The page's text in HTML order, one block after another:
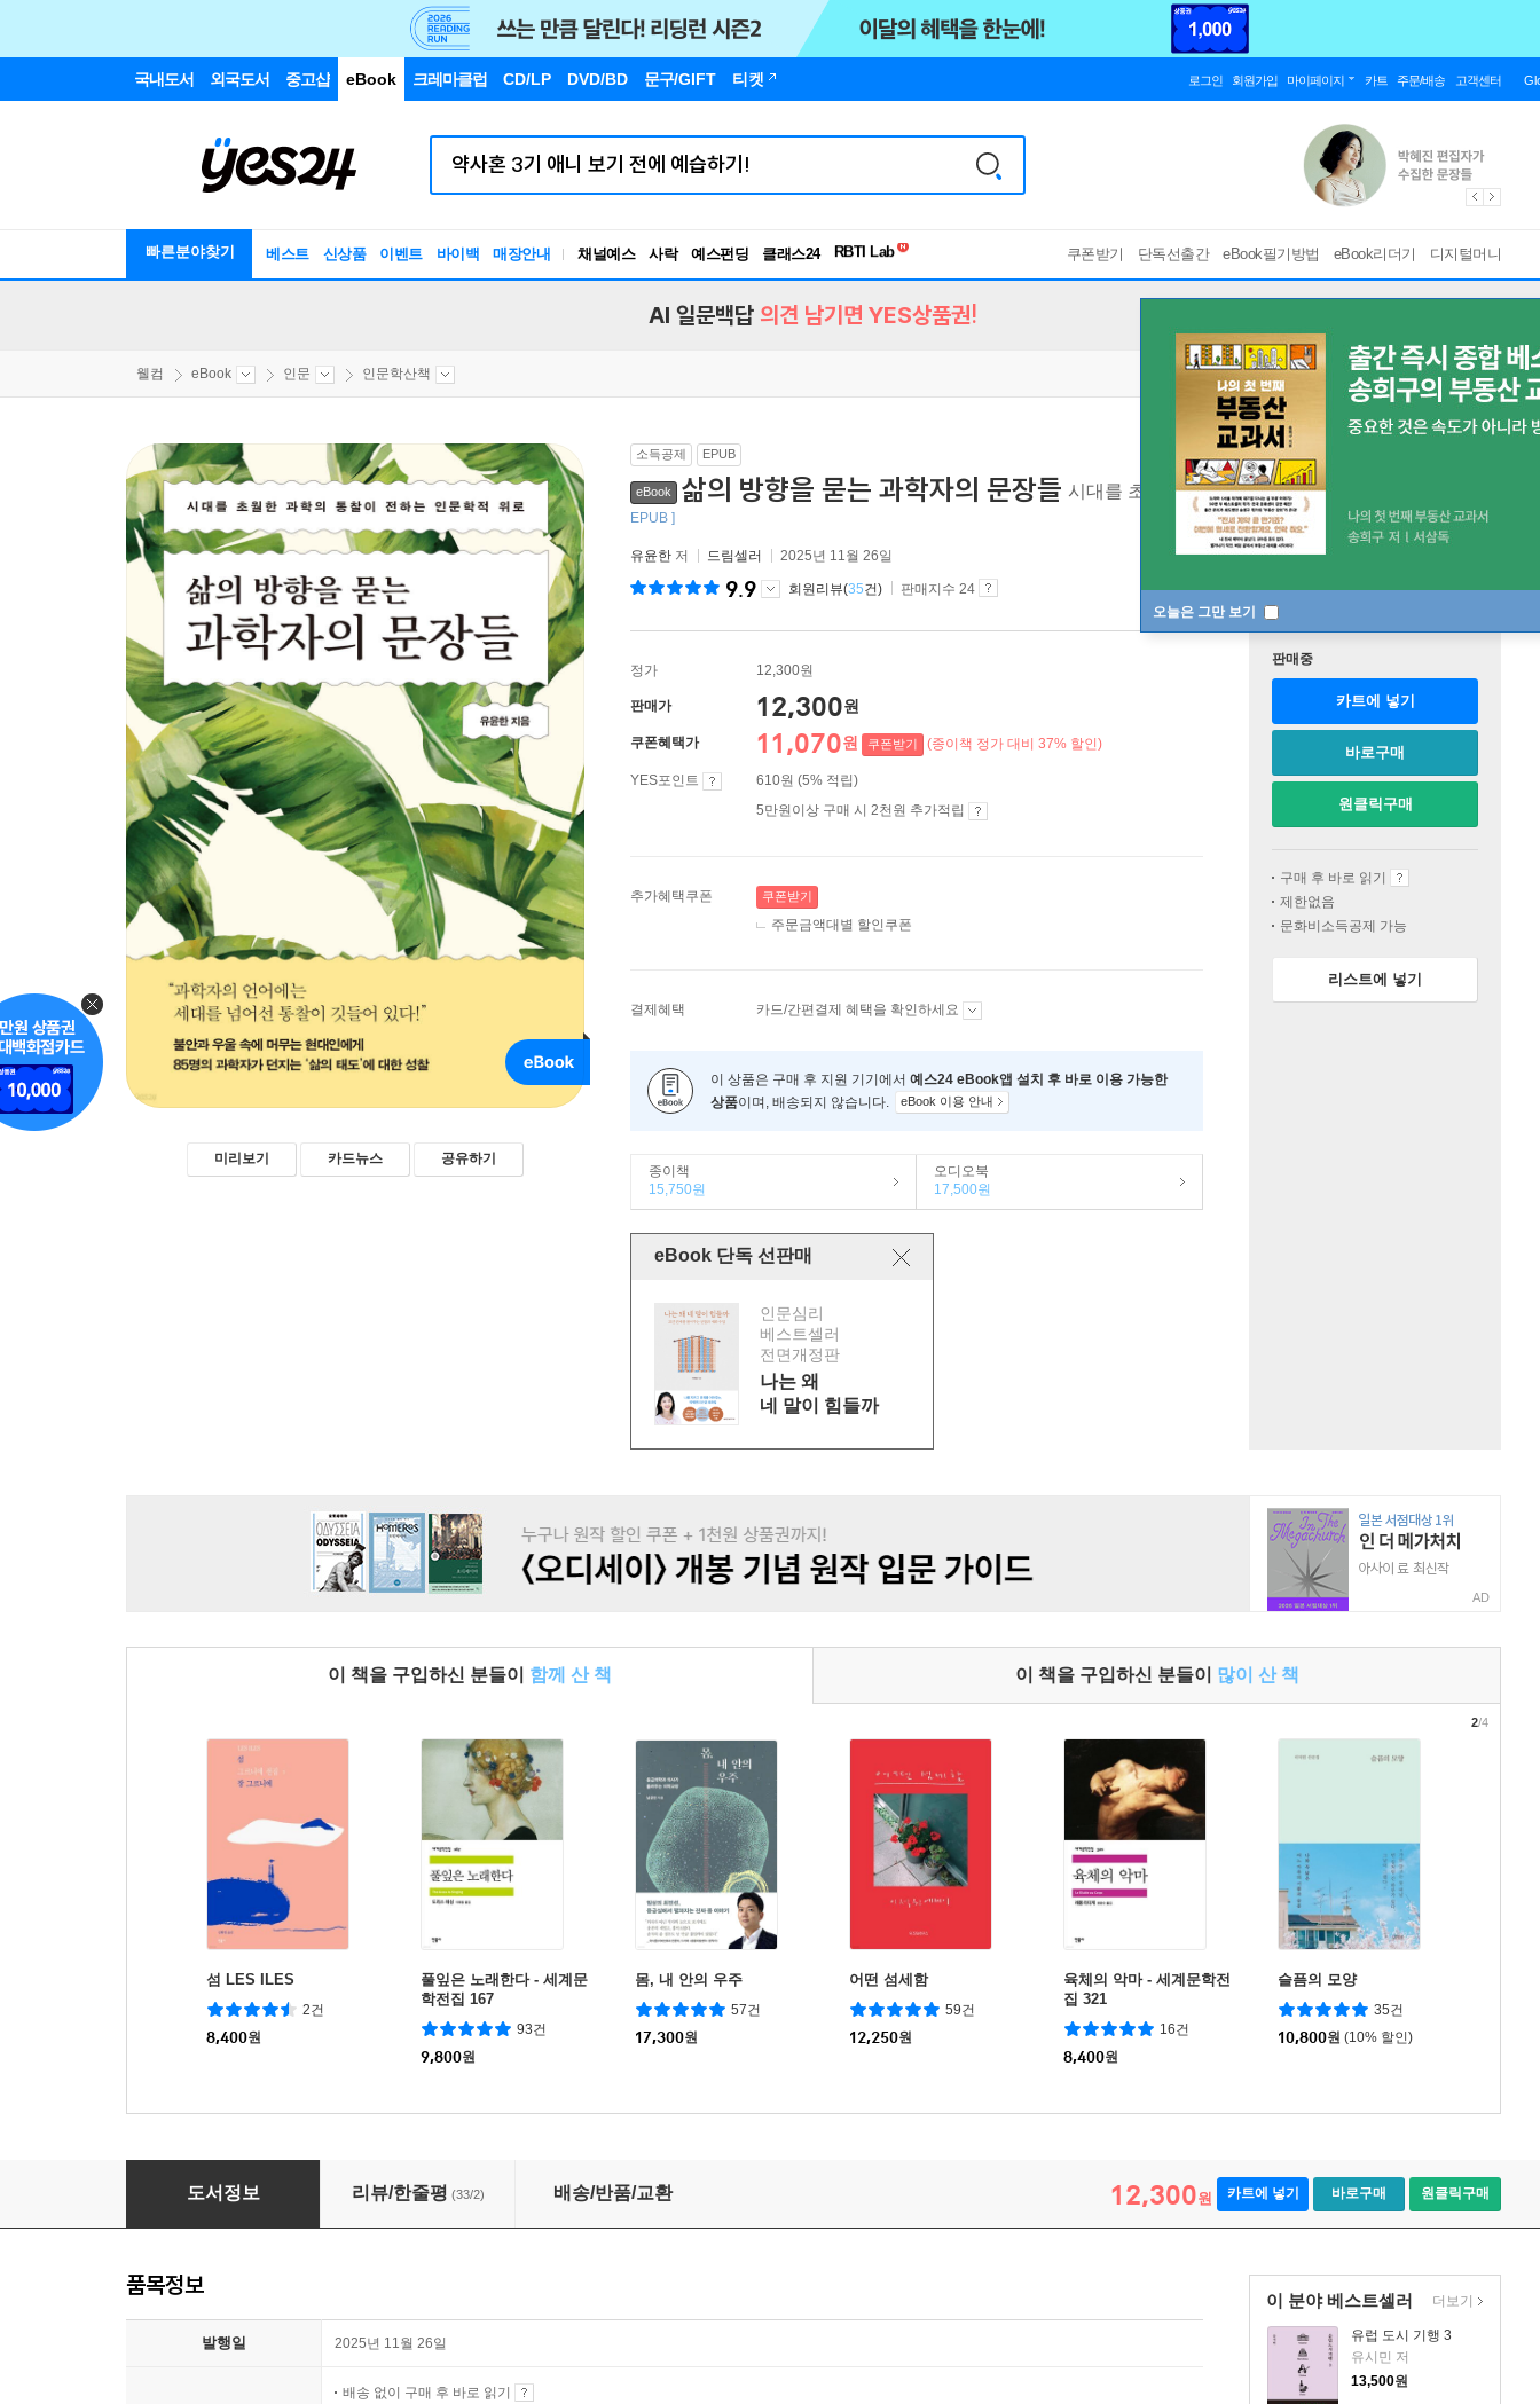
국내도서 외국도서 중고샵 eBook 크레마클럽 CD/LP DVD/BD 문구/GIFT 티켓 로그인 회원가입 마이페이지 카트 주문/배송 고객센터
빠른분야찾기 베스트 신상품 이벤트 바이백 매장안내 채널예스 사락 예스펀딩 클래스24
독서유형검사
쿠폰받기 단독선출간 eBook필기방법 eBook리더기 디지털머니
오늘은 그만 보기
AI 일문백답 의견 남기면 YES상품권!
웰컴 eBook 인문 인문학산책
미리보기 카드뉴스 공유하기
소득공제 EPUB
eBook 삶의 방향을 묻는 과학자의 문장들 시대를 초월한 과학의 통찰이 전하는 인문학적 위로
EPUB ]
유윤한 저 드림셀러 2025년 11월 26일
9.9 회원리뷰(35건) 판매지수 24
정가 12,300원
판매가 12,300원
쿠폰혜택가 11,070원 쿠폰받기 (종이책 정가 대비 37% 할인)
YES포인트
610원 (5% 적립)
5만원이상 구매 시 2천원 추가적립
추가혜택쿠폰 쿠폰받기
주문금액대별 할인쿠폰
결제혜택 카드/간편결제 혜택을 확인하세요
이 상품은 구매 후 지원 기기에서 예스24 eBook앱 설치 후 바로 이용 가능한
상품이며, 배송되지 않습니다. eBook 이용 안내
종이책
15,750원
오디오북
17,500원
eBook 단독 선판매
인문심리
베스트셀러
전면개정판
나는 왜
네 말이 힘들까
판매중
카트에 넣기
바로구매
원클릭구매
구매 후 바로 읽기
제한없음
문화비소득공제 가능
리스트에 넣기
AD
이 책을 구입하신 분들이 함께 산 책 이 책을 구입하신 분들이 많이 산 책
섬 LES ILES
2건
8,400원
풀잎은 노래한다 - 세계문
학전집 167
93건
9,800원
몸, 내 안의 우주
57건
17,300원
어떤 섬세함
59건
12,250원
육체의 악마 - 세계문학전
집 321
16건
8,400원
슬픔의 모양
35건
10,800원 (10% 할인)
2/4
삶의 방향을 묻는 과학자의 문장들
도서정보 리뷰/한줄평 (33/2) 배송/반품/교환 12,300원 카트에 넣기 바로구매 원클릭구매
이 분야 베스트셀러
유럽 도시 기행 3
유시민 저
13,500원
더보기
품목정보
발행일 2025년 11월 26일
배송 없이 구매 후 바로 읽기